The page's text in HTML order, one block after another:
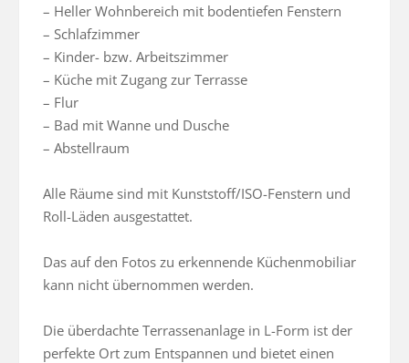
– Heller Wohnbereich mit bodentiefen Fenstern
– Schlafzimmer
– Kinder- bzw. Arbeitszimmer
– Küche mit Zugang zur Terrasse
– Flur
– Bad mit Wanne und Dusche
– Abstellraum
Alle Räume sind mit Kunststoff/ISO-Fenstern und
Roll-Läden ausgestattet.
Das auf den Fotos zu erkennende Küchenmobiliar
kann nicht übernommen werden.
Die überdachte Terrassenanlage in L-Form ist der
perfekte Ort zum Entspannen und bietet einen